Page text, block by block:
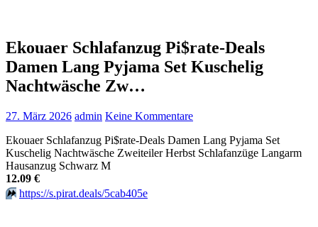
Ekouaer Schlafanzug Pi$rate-Deals
Damen Lang Pyjama Set Kuschelig
Nachtwäsche Zw…
27. März 2026 admin Keine Kommentare
Ekouaer Schlafanzug Pi$rate-Deals Damen Lang Pyjama Set
Kuschelig Nachtwäsche Zweiteiler Herbst Schlafanzüge Langarm
Hausanzug Schwarz M
12.09 €
⏩️ https://s.pirat.deals/5cab405e